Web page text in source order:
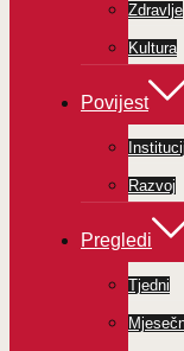
Zdravlje
Kultura
Povijest
Razvoj
Pregledi
Tjedni